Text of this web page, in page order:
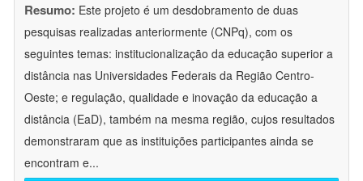
Resumo: Este projeto é um desdobramento de duas
pesquisas realizadas anteriormente (CNPq), com os
seguintes temas: institucionalização da educação superior a
distância nas Universidades Federais da Região Centro-
Oeste; e regulação, qualidade e inovação da educação a
distância (EaD), também na mesma região, cujos resultados
demonstraram que as instituições participantes ainda se
encontram e...